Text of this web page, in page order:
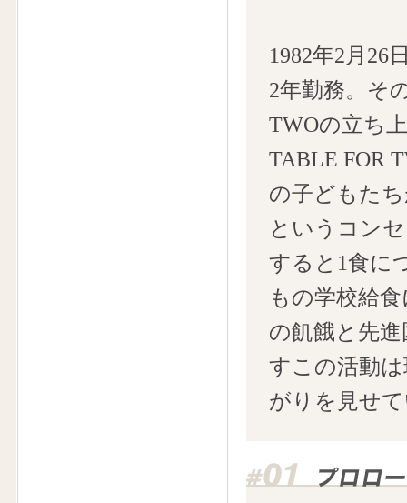
1982年2月
2年勤務。そ
TWOの立ち
TABLE FOR
の子どもた
というコン
すると1食に
もの学校給
の飢餓と先
すこの活動
がりを見せ